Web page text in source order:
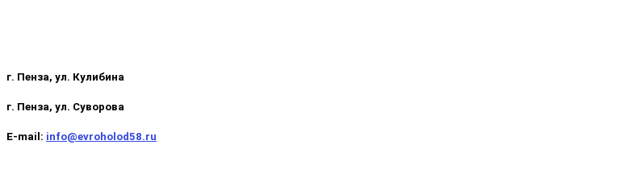
г. Пенза, ул. Кулибина
г. Пенза, ул. Суворова
E-mail: info@evroholod58.ru